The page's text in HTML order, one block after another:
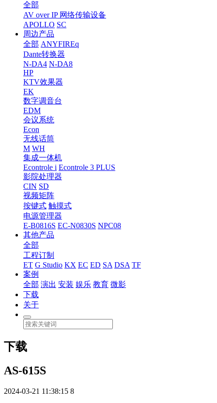
全部
AV over IP 网络传输设备
APOLLO SC
周边产品
全部 ANYFIREq
Dante转换器
N-DA4 N-DA8
HP
KTV效果器
EK
数字调音台
EDM
会议系统
Econ
无线话筒
M WH
集成一体机
Econtrole i Econtrole 3 PLUS
影院处理器
CIN SD
视频矩阵
按键式 触摸式
电源管理器
E-B0816S EC-N0830S NPC08
其他产品
全部
工程订制
ET G Studio KX EC ED SA DSA TF
案例
全部 演出 安装 娱乐 教育 微影
下载
关于
下载
AS-615S
2024-03-21 11:38:15 8